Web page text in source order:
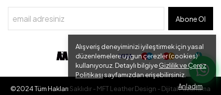
Alışveriş deneyiminizi iyileştirmek için yasal
düzenlemelere uygun çerezler (cookies)
kullanıyoruz. Detaylı bilgiyeGizlilik ve Çerez
Politikasısayfamızdan erişebilirsiniz.
Anladım
Abone Ol
©2024 Tüm Hakları Saklıdır - MFT Leather Design - Dijital Pazarlama